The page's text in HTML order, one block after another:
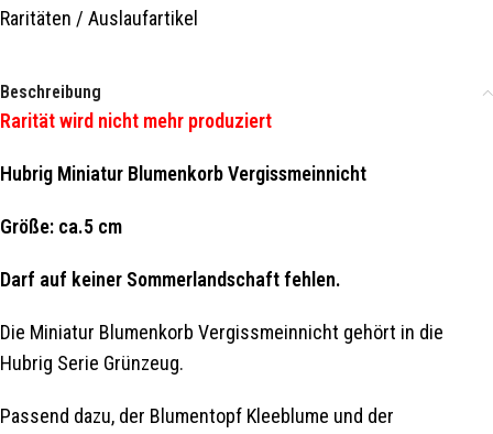
Raritäten / Auslaufartikel
Beschreibung
Rarität wird nicht mehr produziert
Hubrig Miniatur Blumenkorb Vergissmeinnicht
Größe: ca.5 cm
Darf auf keiner Sommerlandschaft fehlen.
Die Miniatur Blumenkorb Vergissmeinnicht gehört in die
Hubrig Serie Grünzeug.
Passend dazu, der Blumentopf Kleeblume und der